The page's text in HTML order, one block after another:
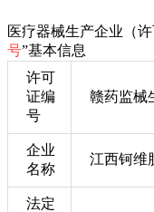
医疗器械生产企业（
号”基本信息
许可
证编
号
赣药监械
企业
名称
江西钶维
法定